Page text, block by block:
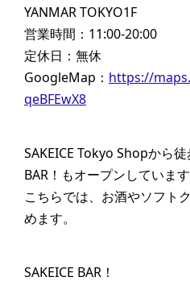
YANMAR TOKYO1F
営業時間：11:00-20:00
定休日：無休
GoogleMap： https://
qeBFEwX8
SAKEICE Tokyo Shopから
BAR！もオープンしています
こちらでは、お酒やソフト
めます。
SAKEICE BAR！